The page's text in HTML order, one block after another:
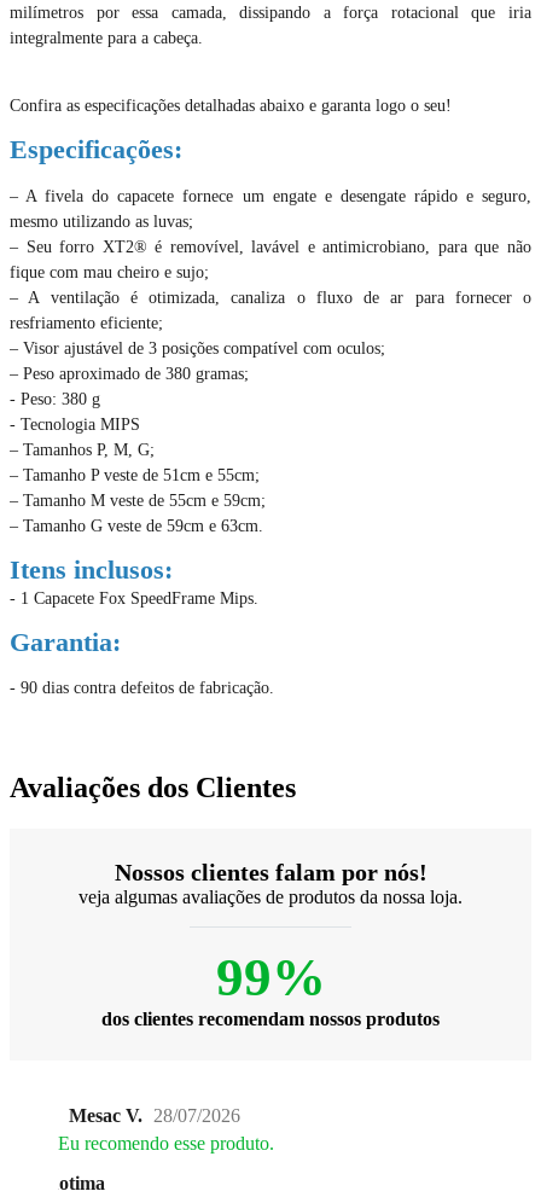
milímetros por essa camada, dissipando a força rotacional que iria
integralmente para a cabeça.
Confira as especificações detalhadas abaixo e garanta logo o seu!
Especificações:
– A fivela do capacete fornece um engate e desengate rápido e seguro,
mesmo utilizando as luvas;
– Seu forro XT2® é removível, lavável e antimicrobiano, para que não
fique com mau cheiro e sujo;
– A ventilação é otimizada, canaliza o fluxo de ar para fornecer o
resfriamento eficiente;
– Visor ajustável de 3 posições compatível com oculos;
– Peso aproximado de 380 gramas;
- Peso: 380 g
- Tecnologia MIPS
– Tamanhos P, M, G;
– Tamanho P veste de 51cm e 55cm;
– Tamanho M veste de 55cm e 59cm;
– Tamanho G veste de 59cm e 63cm.
Itens inclusos:
- 1 Capacete Fox SpeedFrame Mips.
Garantia:
- 90 dias contra defeitos de fabricação.
Avaliações dos Clientes
Nossos clientes falam por nós!
veja algumas avaliações de produtos da nossa loja.
99%
dos clientes recomendam nossos produtos
Mesac V. 28/07/2026
Eu recomendo esse produto.
otima